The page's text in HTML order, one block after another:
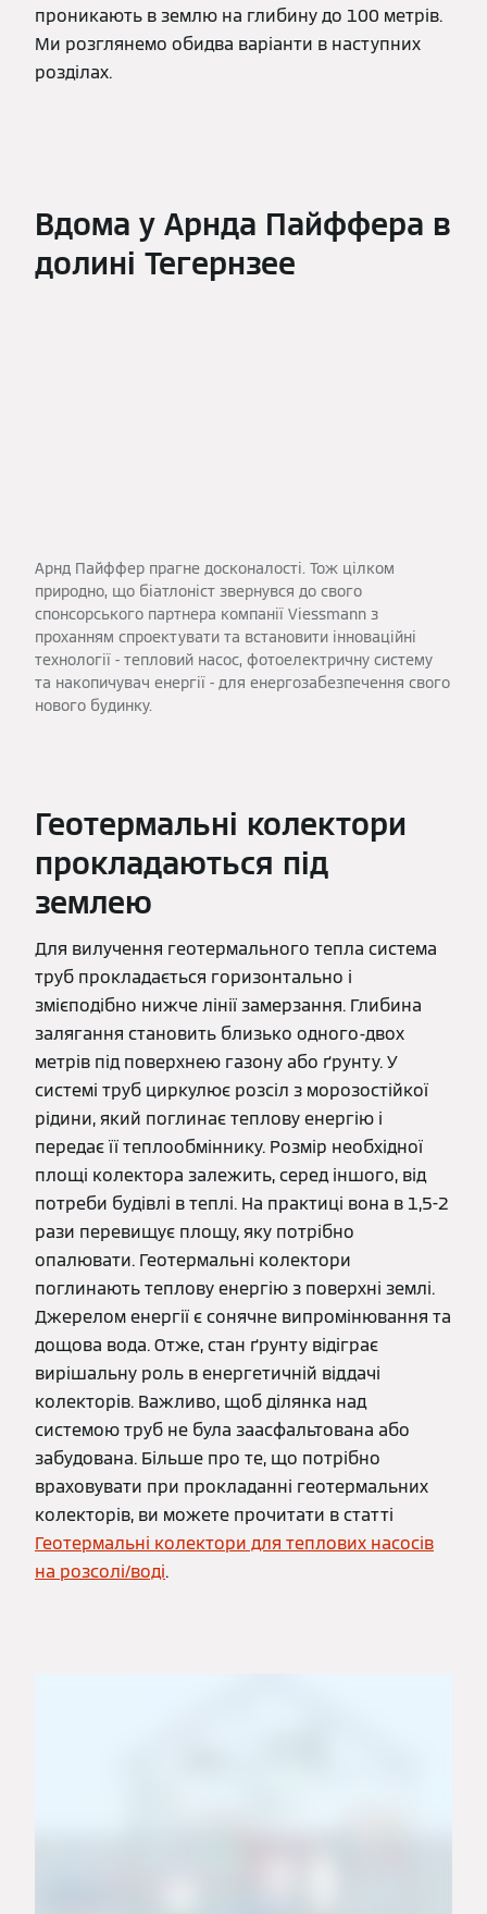
проникають в землю на глибину до 100 метрів.
Ми розглянемо обидва варіанти в наступних
розділах.
Вдома у Арнда Пайффера в
долині Тегернзее
Арнд Пайффер прагне досконалості. Тож цілком
природно, що біатлоніст звернувся до свого
спонсорського партнера компанії Viessmann з
проханням спроектувати та встановити інноваційні
технології - тепловий насос, фотоелектричну систему
та накопичувач енергії - для енергозабезпечення свого
нового будинку.
Геотермальні колектори
прокладаються під
землею
Для вилучення геотермального тепла система
труб прокладається горизонтально і
змієподібно нижче лінії замерзання. Глибина
залягання становить близько одного-двох
метрів під поверхнею газону або ґрунту. У
системі труб циркулює розсіл з морозостійкої
рідини, який поглинає теплову енергію і
передає її теплообміннику. Розмір необхідної
площі колектора залежить, серед іншого, від
потреби будівлі в теплі. На практиці вона в 1,5-2
рази перевищує площу, яку потрібно
опалювати. Геотермальні колектори
поглинають теплову енергію з поверхні землі.
Джерелом енергії є сонячне випромінювання та
дощова вода. Отже, стан ґрунту відіграє
вирішальну роль в енергетичній віддачі
колекторів. Важливо, щоб ділянка над
системою труб не була заасфальтована або
забудована. Більше про те, що потрібно
враховувати при прокладанні геотермальних
колекторів, ви можете прочитати в статті
Геотермальні колектори для теплових насосів
на розсолі/воді.